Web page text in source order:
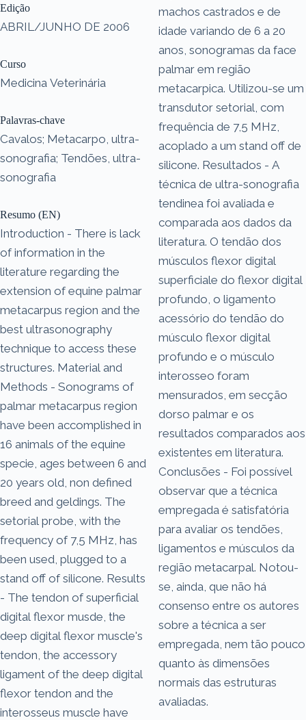
Edição
ABRIL/JUNHO DE 2006
Curso
Medicina Veterinária
Palavras-chave
Cavalos; Metacarpo, ultra-
sonografia; Tendões, ultra-
sonografia
Resumo (EN)
Introduction - There is lack
of information in the
literature regarding the
extension of equine palmar
metacarpus region and the
best ultrasonography
technique to access these
structures. Material and
Methods - Sonograms of
palmar metacarpus region
have been accomplished in
16 animals of the equine
specie, ages between 6 and
20 years old, non defined
breed and geldings. The
setorial probe, with the
frequency of 7,5 MHz, has
been used, plugged to a
stand off of silicone. Results
- The tendon of superficial
digital flexor musde, the
deep digital flexor muscle's
tendon, the accessory
ligament of the deep digital
flexor tendon and the
interosseus muscle have
machos castrados e de
idade variando de 6 a 20
anos, sonogramas da face
palmar em região
metacarpica. Utilizou-se um
transdutor setorial, com
frequência de 7,5 MHz,
acoplado a um stand off de
silicone. Resultados - A
técnica de ultra-sonografia
tendinea foi avaliada e
comparada aos dados da
literatura. O tendão dos
músculos flexor digital
superficiale do flexor digital
profundo, o ligamento
acessório do tendão do
músculo flexor digital
profundo e o músculo
interosseo foram
mensurados, em secção
dorso palmar e os
resultados comparados aos
existentes em literatura.
Conclusões - Foi possível
observar que a técnica
empregada é satisfatória
para avaliar os tendões,
ligamentos e músculos da
região metacarpal. Notou-
se, ainda, que não há
consenso entre os autores
sobre a técnica a ser
empregada, nem tão pouco
quanto às dimensões
normais das estruturas
avaliadas.